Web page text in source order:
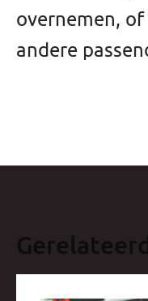
overnemen,
andere